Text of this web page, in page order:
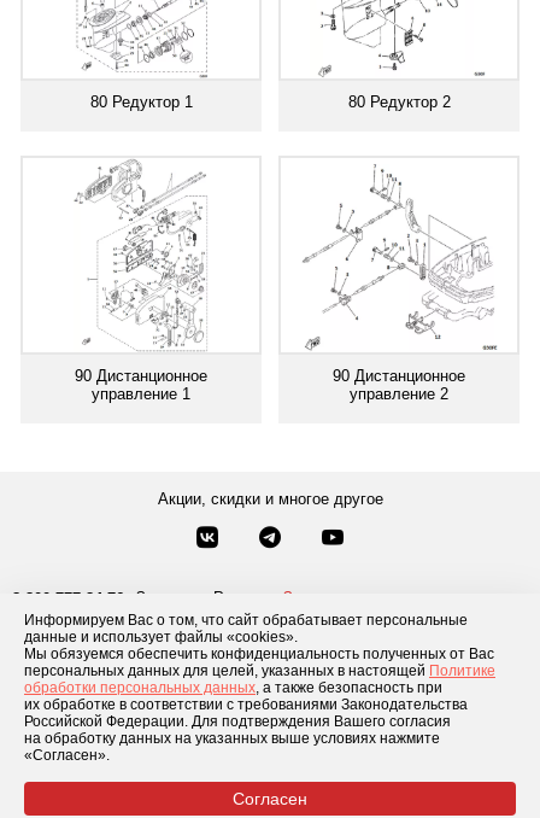
Информируем Вас о том, что сайт обрабатывает персональные
данные и использует файлы «cookies».
Мы обязуемся обеспечить конфиденциальность полученных от Вас
персональных данных для целей, указанных в настоящей Политике
обработки персональных данных, а также безопасность при
их обработке в соответствии с требованиями Законодательства
Российской Федерации. Для подтверждения Вашего согласия
на обработку данных на указанных выше условиях нажмите
«Согласен».
Согласен
80 Редуктор 1 80 Редуктор 2
90 Дистанционное
управление 1
90 Дистанционное
управление 2
Акции, скидки и многое другое
8-800-777-84-76 Звонки по России
Заказать звонок
8 495 181-69-06
Москва
Каталог товаров О компании Доставка и оплата Блог
Условия рассрочки
Контакты
© 2026 «GLADIATOR»